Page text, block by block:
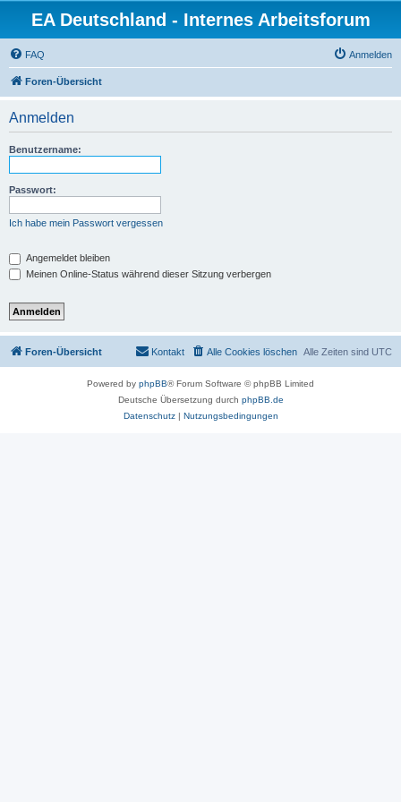
EA Deutschland - Internes Arbeitsforum
FAQ Anmelden
Foren-Übersicht
Anmelden
Benutzername:
Passwort:
Ich habe mein Passwort vergessen
Angemeldet bleiben
Meinen Online-Status während dieser Sitzung verbergen
Foren-Übersicht Alle Zeiten sind UTC
Alle Cookies löschen
Kontakt
Powered by phpBB® Forum Software © phpBB Limited
Deutsche Übersetzung durch phpBB.de
Datenschutz| Nutzungsbedingungen